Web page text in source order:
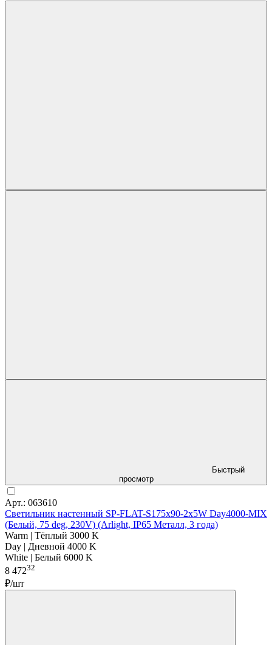
Быстрый
просмотр
Арт.: 063610
Светильник настенный SP-FLAT-S175x90-2x5W Day4000-MIX
(Белый, 75 deg, 230V) (Arlight, IP65 Металл, 3 года)
Warm | Тёплый 3000 K
Day | Дневной 4000 K
White | Белый 6000 K
8 47232
₽/шт